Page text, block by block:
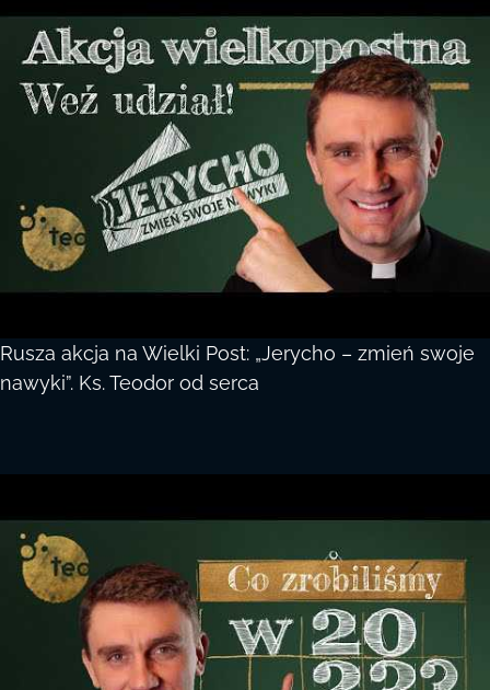
Rusza akcja na Wielki Post: „Jerycho – zmień swoje
nawyki”. Ks. Teodor od serca